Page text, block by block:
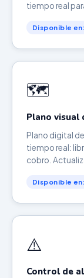
tiempo real
Disponible
🗺️
Plano visual
Plano digital
tiempo real:
cobro.
Disponible
⚠️
Control de